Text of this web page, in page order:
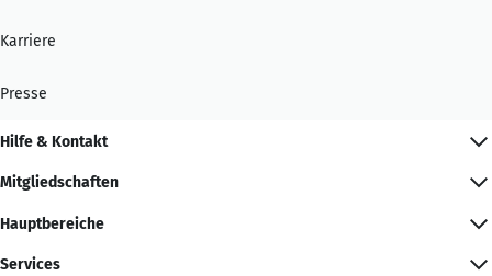
Karriere
Presse
Hilfe & Kontakt
Mitgliedschaften
Hauptbereiche
Services